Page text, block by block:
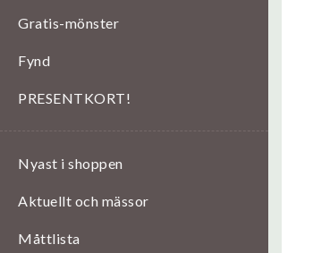
Gratis-mönster
Fynd
PRESENTKORT!
Nyast i shoppen
Aktuellt och mässor
Måttlista